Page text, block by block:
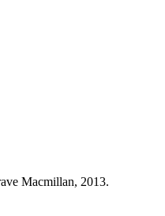
Macmillan, 2013.